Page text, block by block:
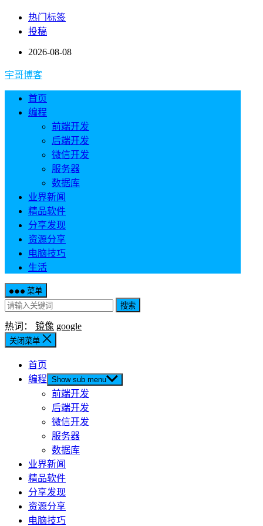
热门标签
投稿
2026-08-08
宇哥博客
首页
编程
前端开发
后端开发
微信开发
服务器
数据库
业界新闻
精品软件
分享发现
资源分享
电脑技巧
生活
菜单
搜索
热词： 镜像 google
关闭菜单
首页
编程 Show sub menu
前端开发
后端开发
微信开发
服务器
数据库
业界新闻
精品软件
分享发现
资源分享
电脑技巧